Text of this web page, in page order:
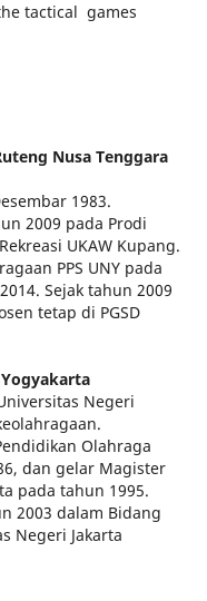
tactical games
Nusa Tenggara
1983.
2009 pada Prodi
UKAW Kupang.
PPS UNY pada
Sejak tahun 2009
tetap di PGSD
Negeri
Olahraga
dan gelar Magister
pada tahun 1995.
2003 dalam Bidang
Negeri Jakarta